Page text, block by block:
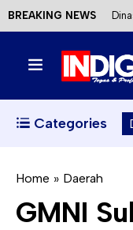
BREAKING NEWS
Categories
Home » Daerah
GMNI